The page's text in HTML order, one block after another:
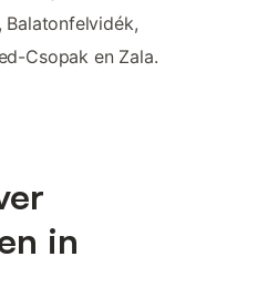
Balatonfelvidék,
Csopak en Zala.
in